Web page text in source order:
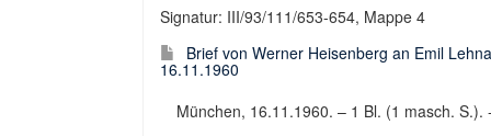
Signatur: III/93/111/653-654, Mappe 4
Brief von Werner Heisenberg an Emil
16.11.1960
München, 16.11.1960. – 1 Bl. (1 masch.